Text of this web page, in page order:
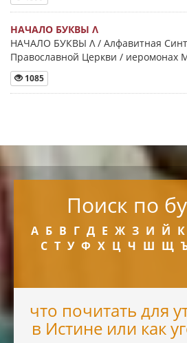
НАЧАЛО БУКВЫ Λ
НАЧАЛО БУКВЫ Λ / Алфавитная
Православной Церкви / иеромонах
1085
Поиск по
А Б В Г Д Е Ж З И Й К
С Т У Ф Х Ц Ч Ш Щ
что почитать для
в Истине или как